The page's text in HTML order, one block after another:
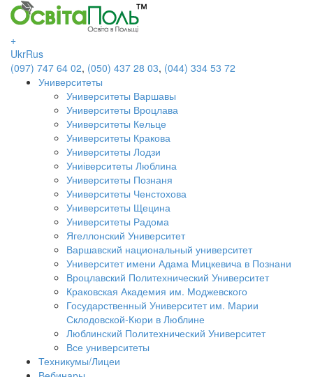
+
UkrRus
(097) 747 64 02, (050) 437 28 03, (044) 334 53 72
Университеты
Университеты Варшавы
Университеты Вроцлава
Университеты Кельце
Университеты Кракова
Университеты Лодзи
Униіверситеты Люблина
Университеты Познаня
Университеты Ченстохова
Университеты Щецина
Университеты Радома
Ягеллонский Университет
Варшавский национальный университет
Университет имени Адама Мицкевича в Познани
Вроцлавский Политехнический Университет
Краковская Академия им. Моджевского
Государственный Университет им. Марии
Склодовской-Кюри в Люблине
Люблинский Политехнический Университет
Все университеты
Техникумы/Лицеи